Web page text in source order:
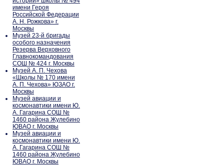
имени Героя
Российской Федерации
А. Н. Рожкова» г.
Москвы
Музей 23-й бригады
особого назначения
Резерва Верховного
Главнокомандования
СОШ № 424 г. Москвы
Музей А. П. Чехова
«Школы № 170 имени
А. П. Чехова» ЮЗАО г.
Москвы
Музей авиации и
космонавтики имени Ю.
А. Гагарина СОШ №
1460 района Жулебино
ЮВАО г. Москвы
Музей авиации и
космонавтики имени Ю.
А. Гагарина СОШ №
1460 района Жулебино
ЮВАО г. Москвы